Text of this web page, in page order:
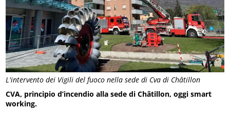
L'intervento dei Vigili del fuoco nella sede di Cva di Châtillon
CVA, principio d’incendio alla sede di Châtillon, oggi smart
working.